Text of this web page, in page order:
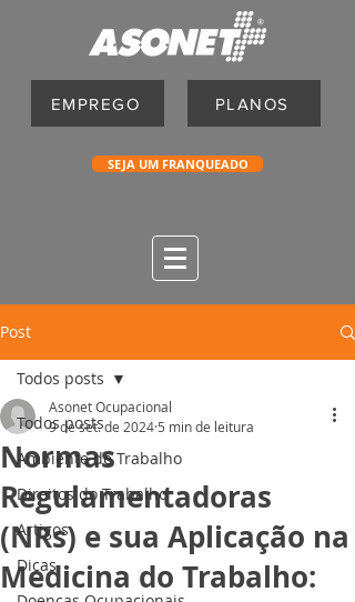
EMPREGO PLANOS
SEJA UM FRANQUEADO
Post
Todos posts
Ambiente de Trabalho
Direitos do Trabalho
Artigos
Dicas
Todos posts
Normas
Regulamentadoras
(NRs) e sua Aplicação na
Medicina do Trabalho:
Asonet Ocupacional
9 de set. de 2024 5 min de leitura